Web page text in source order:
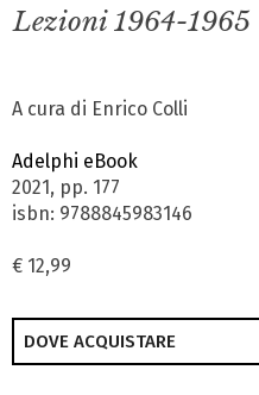
Lezioni 1964-1965
A cura di Enrico Colli
Adelphi eBook
2021, pp. 177
isbn: 9788845983146
€ 12,99
DOVE ACQUISTARE